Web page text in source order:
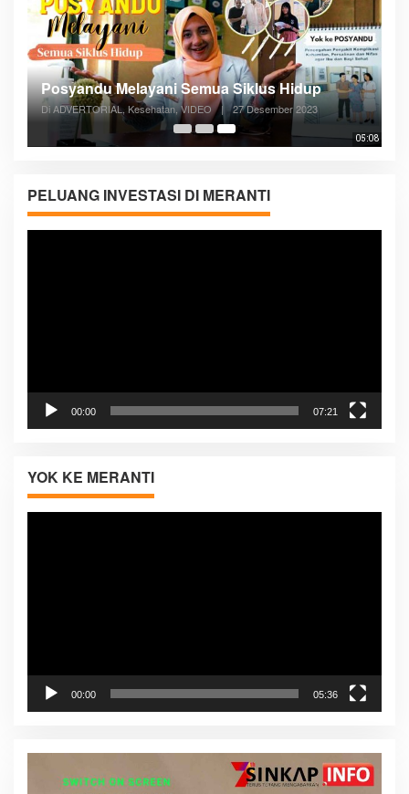
05:08
Posyandu Melayani Semua Siklus Hidup
Di ADVERTORIAL, Kesehatan, VIDEO | 27 Desember 2023
PELUANG INVESTASI DI MERANTI
00:00 07:21
YOK KE MERANTI
00:00 05:36